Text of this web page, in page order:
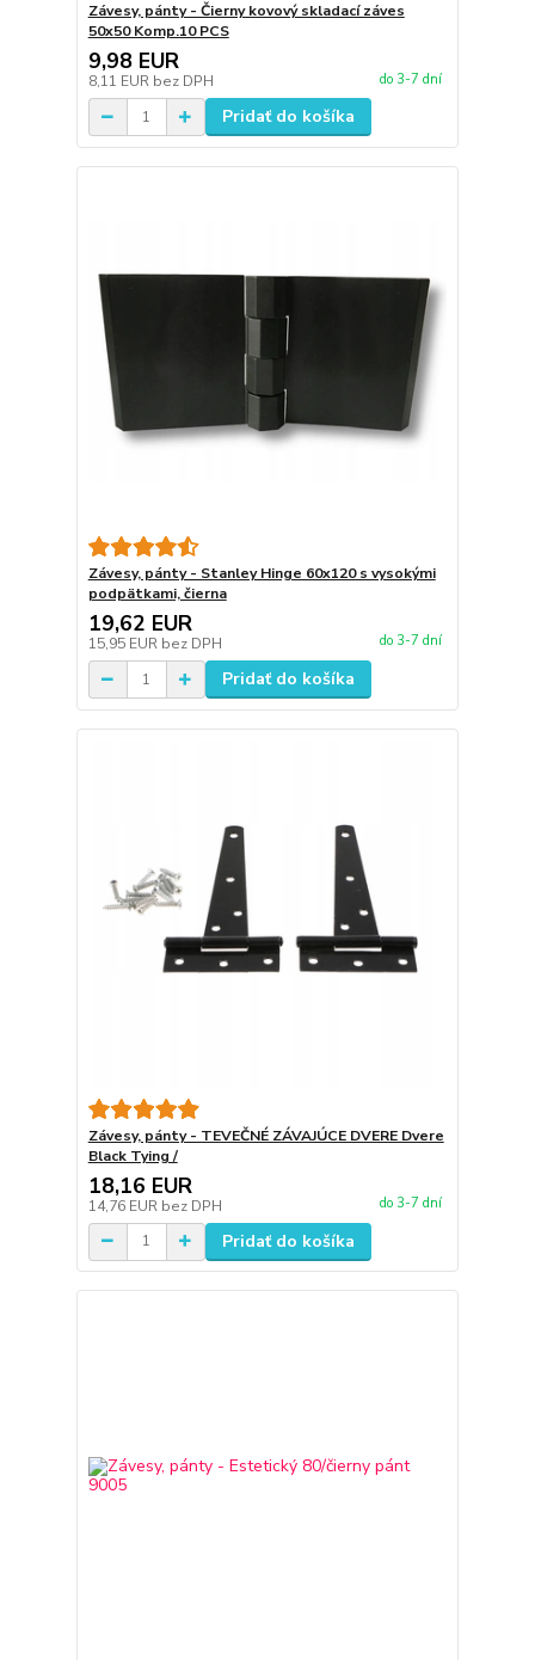
Závesy, pánty - Čierny kovový skladací záves
50x50 Komp.10 PCS
9,98 EUR
8,11 EUR bez DPH do 3-7 dní
Pridať do košíka
Závesy, pánty - Stanley Hinge 60x120 s vysokými
podpätkami, čierna
19,62 EUR
15,95 EUR bez DPH do 3-7 dní
Pridať do košíka
Závesy, pánty - TEVEČNÉ ZÁVAJÚCE DVERE Dvere
Black Tying /
18,16 EUR
14,76 EUR bez DPH do 3-7 dní
Pridať do košíka